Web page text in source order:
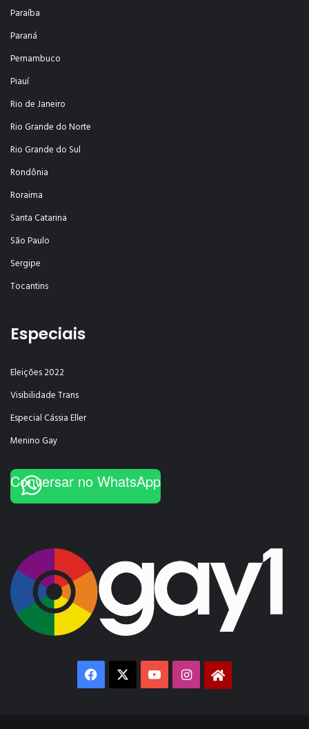
Paraíba
Paraná
Pernambuco
Piauí
Rio de Janeiro
Rio Grande do Norte
Rio Grande do Sul
Rondônia
Roraima
Santa Catarina
São Paulo
Sergipe
Tocantins
Especiais
Eleições 2022
Visibilidade Trans
Especial Cássia Eller
Menino Gay
Conversar no WhatsApp
Facebook YouTubeInstagramGay1